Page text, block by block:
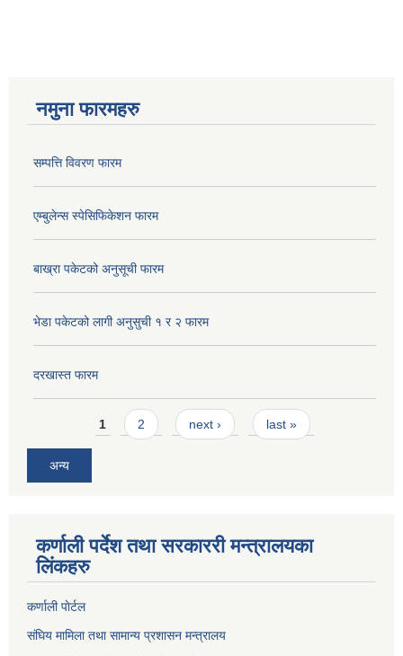
नमुना फारमहरु
सम्पत्ति विवरण फारम
एम्बुलेन्स स्पेसिफिकेशन फारम
बाख्रा पकेटको अनुसूची फारम
भेडा पकेटको लागी अनुसुची १ र २ फारम
दरखास्त फारम
Pages1 2 next › last »
अन्य
कर्णाली पर्देश तथा सरकाररी मन्त्रालयका
लिंकहरु
कर्णाली पाेर्टल
संघिय मामिला तथा सामान्य प्रशासन मन्त्रालय